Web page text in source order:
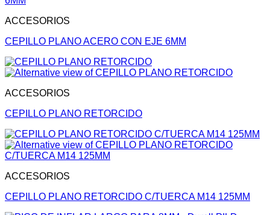
ACCESORIOS
CEPILLO PLANO ACERO CON EJE 6MM
ACCESORIOS
CEPILLO PLANO RETORCIDO
ACCESORIOS
CEPILLO PLANO RETORCIDO C/TUERCA M14 125MM